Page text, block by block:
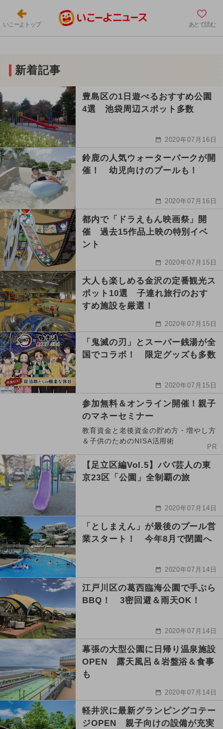
いこーよトップ あとで読む
新着記事
豊島区の1日遊べるおすすめ公園
4選 池袋周辺スポット多数
2020年07月16日
鈴鹿の人気ウォーターパークが開
催！ 幼児向けのプールも！
2020年07月16日
都内で「ドラえもん映画祭」開
催 過去15作品上映の特別イベ
ント
2020年07月15日
大人も楽しめる金沢の定番観光ス
ポット10選 子連れ旅行のおす
すめ施設を厳選！
2020年07月15日
「鬼滅の刃」とスーパー銭湯が全
国でコラボ！ 限定グッズも多数
2020年07月15日
参加無料＆オンライン開催！親子
のマネーセミナー
教育資金と老後資金の貯め方・増やし方
＆子供のためのNISA活用術
PR
【足立区編Vol.5】パパ芸人の東
京23区「公園」全制覇の旅
2020年07月14日
「としまえん」が最後のプール営
業スタート！ 今年8月で閉園へ
2020年07月14日
江戸川区の葛西臨海公園で手ぶら
BBQ！ 3密回避＆雨天OK！
2020年07月14日
幕張の大型公園に日帰り温泉施設
OPEN 露天風呂＆岩盤浴＆食事
も
2020年07月14日
軽井沢に最新グランピングコテー
ジOPEN 親子向けの設備が充実